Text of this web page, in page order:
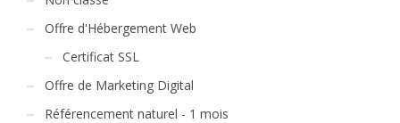
Offre d'Hébergement Web
Certificat SSL
Offre de Marketing Digital
Référencement naturel - 1 mois